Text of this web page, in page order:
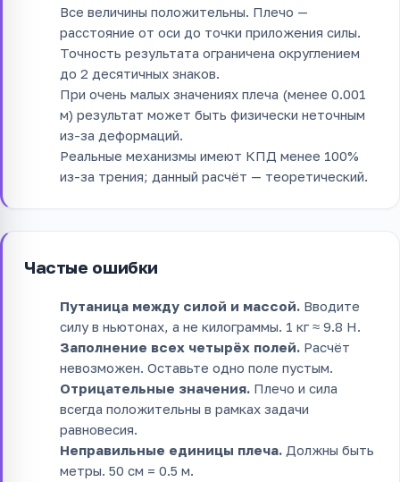
Все величины положительны. Плечо —
расстояние от оси до точки приложения силы.
Точность результата ограничена округлением
до 2 десятичных знаков.
При очень малых значениях плеча (менее 0.001
м) результат может быть физически неточным
из-за деформаций.
Реальные механизмы имеют КПД менее 100%
из-за трения; данный расчёт — теоретический.
Частые ошибки
Путаница между силой и массой. Вводите
силу в ньютонах, а не килограммы. 1 кг ≈ 9.8 Н.
Заполнение всех четырёх полей. Расчёт
невозможен. Оставьте одно поле пустым.
Отрицательные значения. Плечо и сила
всегда положительны в рамках задачи
равновесия.
Неправильные единицы плеча. Должны быть
метры. 50 см = 0.5 м.